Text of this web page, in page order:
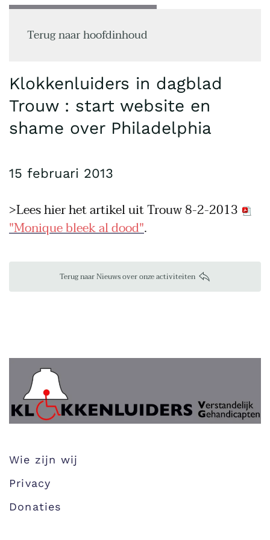
Terug naar hoofdinhoud
Klokkenluiders in dagblad
Trouw : start website en
shame over Philadelphia
15 februari 2013
>Lees hier het artikel uit Trouw 8-2-2013
"Monique bleek al dood".
Terug naar Nieuws over onze activiteiten
Wie zijn wij
Privacy
Donaties